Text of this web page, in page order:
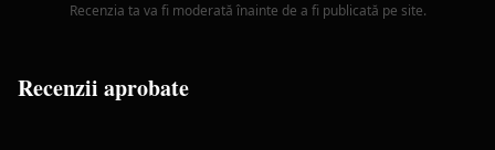
Recenzia ta va fi moderată înainte de a fi publicată pe site.
Recenzii aprobate